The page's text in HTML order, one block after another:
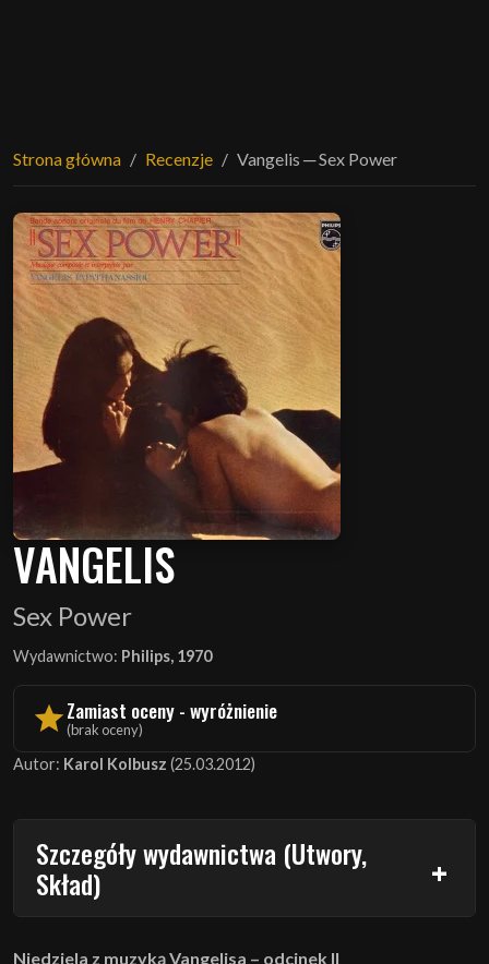
Strona główna Recenzje Vangelis ─ Sex Power
VANGELIS
Sex Power
Wydawnictwo: Philips, 1970
Zamiast oceny - wyróżnienie
(brak oceny)
Autor: Karol Kolbusz (25.03.2012)
Szczegóły wydawnictwa (Utwory,
Skład)
Niedziela z muzyką Vangelisa – odcinek II